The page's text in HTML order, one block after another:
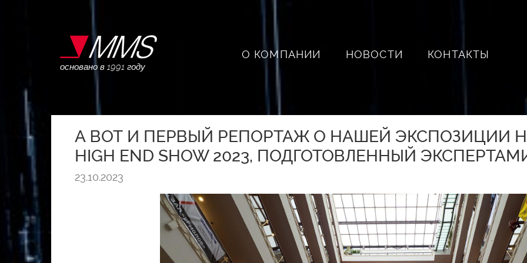
основано в 1991 году
О КОМПАНИИ НОВОСТИ КОНТАКТЫ
А ВОТ И ПЕРВЫЙ РЕПОРТАЖ О НАШЕЙ ЭКСПОЗИЦИИ
HIGH END SHOW 2023, ПОДГОТОВЛЕННЫЙ ЭКСПЕРТАМИ
23.10.2023